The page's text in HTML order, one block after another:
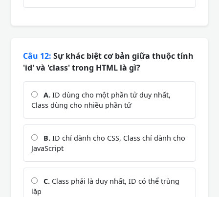
Câu 12: Sự khác biệt cơ bản giữa thuộc tính
'id' và 'class' trong HTML là gì?
A. ID dùng cho một phần tử duy nhất,
Class dùng cho nhiều phần tử
B. ID chỉ dành cho CSS, Class chỉ dành cho
JavaScript
C. Class phải là duy nhất, ID có thể trùng
lặp